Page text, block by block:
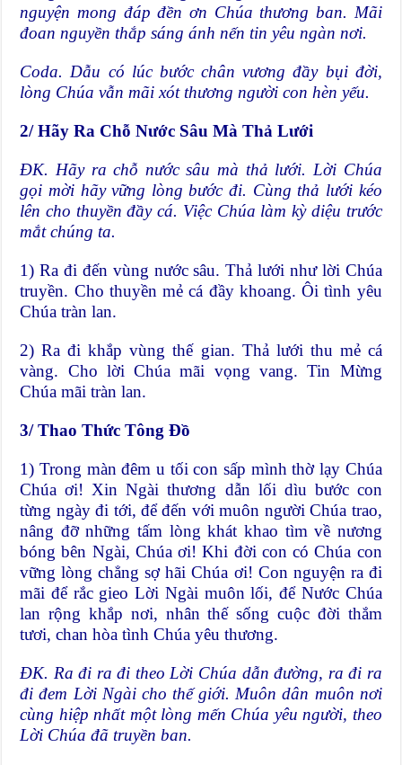
nguyện mong đáp đền ơn Chúa thương ban. Mãi
đoan nguyền thắp sáng ánh nến tin yêu ngàn nơi.
Coda. Dẫu có lúc bước chân vương đầy bụi đời,
lòng Chúa vẫn mãi xót thương người con hèn yếu.
2/ Hãy Ra Chỗ Nước Sâu Mà Thả Lưới
ĐK. Hãy ra chỗ nước sâu mà thả lưới. Lời Chúa
gọi mời hãy vững lòng bước đi. Cùng thả lưới kéo
lên cho thuyền đầy cá. Việc Chúa làm kỳ diệu trước
mắt chúng ta.
1) Ra đi đến vùng nước sâu. Thả lưới như lời Chúa
truyền. Cho thuyền mẻ cá đầy khoang. Ôi tình yêu
Chúa tràn lan.
2) Ra đi khắp vùng thế gian. Thả lưới thu mẻ cá
vàng. Cho lời Chúa mãi vọng vang. Tin Mừng
Chúa mãi tràn lan.
3/ Thao Thức Tông Đồ
1) Trong màn đêm u tối con sấp mình thờ lạy Chúa
Chúa ơi! Xin Ngài thương dẫn lối dìu bước con
từng ngày đi tới, để đến với muôn người Chúa trao,
nâng đỡ những tấm lòng khát khao tìm về nương
bóng bên Ngài, Chúa ơi! Khi đời con có Chúa con
vững lòng chẳng sợ hãi Chúa ơi! Con nguyện ra đi
mãi để rắc gieo Lời Ngài muôn lối, để Nước Chúa
lan rộng khắp nơi, nhân thế sống cuộc đời thắm
tươi, chan hòa tình Chúa yêu thương.
ĐK. Ra đi ra đi theo Lời Chúa dẫn đường, ra đi ra
đi đem Lời Ngài cho thế giới. Muôn dân muôn nơi
cùng hiệp nhất một lòng mến Chúa yêu người, theo
Lời Chúa đã truyền ban.